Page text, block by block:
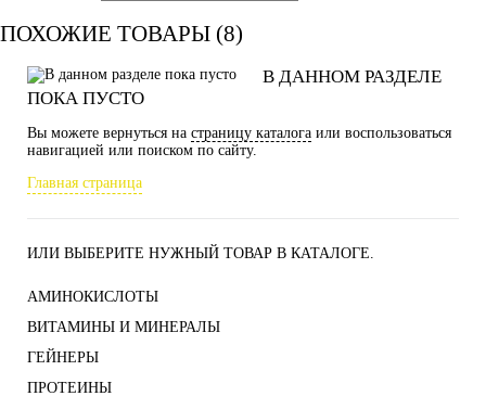
ПОХОЖИЕ ТОВАРЫ (8)
В ДАННОМ РАЗДЕЛЕ
ПОКА ПУСТО
Вы можете вернуться на страницу каталога или воспользоваться
навигацией или поиском по сайту.
Главная страница
ИЛИ ВЫБЕРИТЕ НУЖНЫЙ ТОВАР В КАТАЛОГЕ.
АМИНОКИСЛОТЫ
ВИТАМИНЫ И МИНЕРАЛЫ
ГЕЙНЕРЫ
ПРОТЕИНЫ